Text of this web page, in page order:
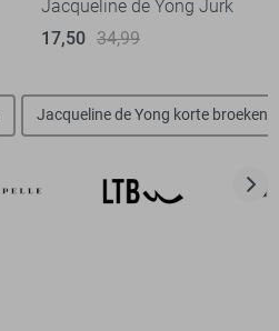
Jacqueline de Yong Jurk
17,50 34,99
Jacqueline de Yong korte broeken